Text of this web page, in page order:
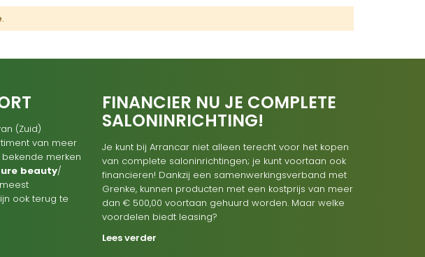
(Zuid)
van meer
merken
beauty/
ook terug te
FINANCIER NU JE COMPLETE
SALONINRICHTING!
Je kunt bij Arrancar niet alleen terecht voor het kopen
van complete saloninrichtingen; je kunt voortaan ook
financieren! Dankzij een samenwerkingsverband met
Grenke, kunnen producten met een kostprijs van meer
dan € 500,00 voortaan gehuurd worden. Maar welke
voordelen biedt leasing?
Lees verder